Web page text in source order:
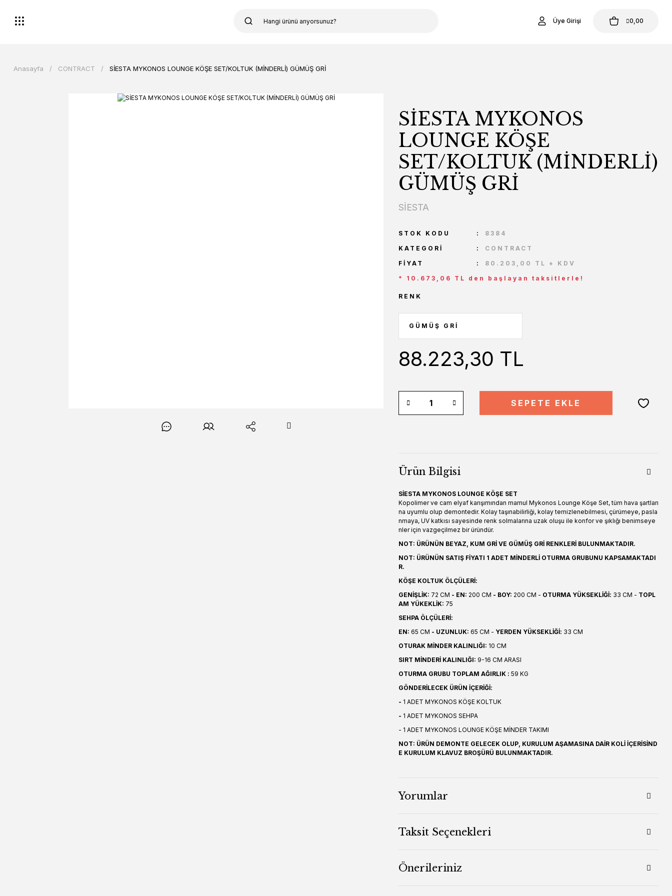
Üye Girişi 0,00
Anasayfa CONTRACT SİESTA MYKONOS LOUNGE KÖŞE SET/KOLTUK (MİNDERLİ) GÜMÜŞ GRİ
SİESTA MYKONOS
LOUNGE KÖŞE
SET/KOLTUK (MİNDERLİ)
GÜMÜŞ GRİ
SİESTA
STOK KODU
8384
KATEGORI
CONTRACT
FIYAT
80.203,00 TL + KDV
* 10.673,06 TL den başlayan taksitlerle!
RENK
88.223,30 TL
SEPETE EKLE
Ürün Bilgisi
SİESTA MYKONOS LOUNGE KÖŞE SET
Kopolimer ve cam elyaf karışımından mamul Mykonos Lounge Köşe Set, tüm hava şartları
na uyumlu olup demontedir. Kolay taşınabilirliği, kolay temizlenebilmesi, çürümeye, pasla
nmaya, UV katkısı sayesinde renk solmalarına uzak oluşu ile konfor ve şıklığı benimseye
nler için vazgeçilmez bir üründür.
NOT: ÜRÜNÜN BEYAZ, KUM GRİ VE GÜMÜŞ GRİ RENKLERİ BULUNMAKTADIR.
NOT: ÜRÜNÜN SATIŞ FİYATI 1 ADET MİNDERLİ OTURMA GRUBUNU KAPSAMAKTADI
R.
KÖŞE KOLTUK ÖLÇÜLERİ:
GENİŞLİK: 72 CM - EN: 200 CM - BOY: 200 CM - OTURMA YÜKSEKLİĞİ: 33 CM - TOPL
AM YÜKEKLİK: 75
SEHPA ÖLÇÜLERİ:
EN: 65 CM - UZUNLUK: 65 CM - YERDEN YÜKSEKLİĞİ: 33 CM
OTURAK MİNDER KALINLIĞI: 10 CM
SIRT MİNDERİ KALINLIĞI: 9-16 CM ARASI
OTURMA GRUBU TOPLAM AĞIRLIK : 59 KG
GÖNDERİLECEK ÜRÜN İÇERİĞİ:
- 1 ADET MYKONOS KÖŞE KOLTUK
- 1 ADET MYKONOS SEHPA
- 1 ADET MYKONOS LOUNGE KÖŞE MİNDER TAKIMI
NOT: ÜRÜN DEMONTE GELECEK OLUP, KURULUM AŞAMASINA DAİR KOLİ İÇERİSİND
E KURULUM KLAVUZ BROŞÜRÜ BULUNMAKTADIR.
Yorumlar
Taksit Seçenekleri
Önerileriniz